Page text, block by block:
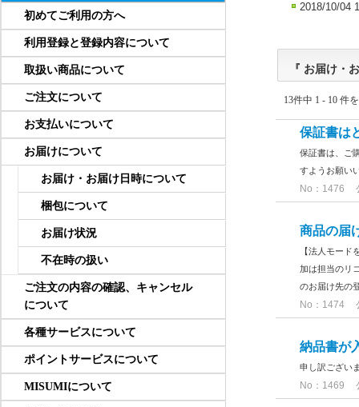
初めてご利用の方へ
利用登録と登録内容について
取扱い商品について
ご注文について
お支払いについて
お届けについて
お届け・お届け日時について
梱包について
お届け状況
不在時の扱い
ご注文の内容の確認、キャンセル
について
各種サービスについて
ポイントサービスについて
MISUMIについて
2018/10/04
『 お届け・
13件中 1 - 10 件
保証書は
保証書は、ご
すようお願い
No：1476
商品の届
【法人モー
加は担当のリ
のお届け先の
No：1474
納品書が
申し訳ござい
No：1469